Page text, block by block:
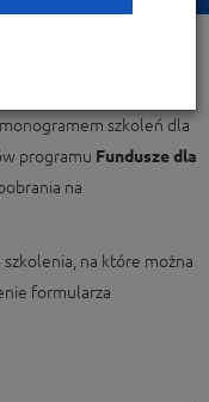
szkoleń dla
programu Fundusze dla
na
szkolenia, na które można
formularza